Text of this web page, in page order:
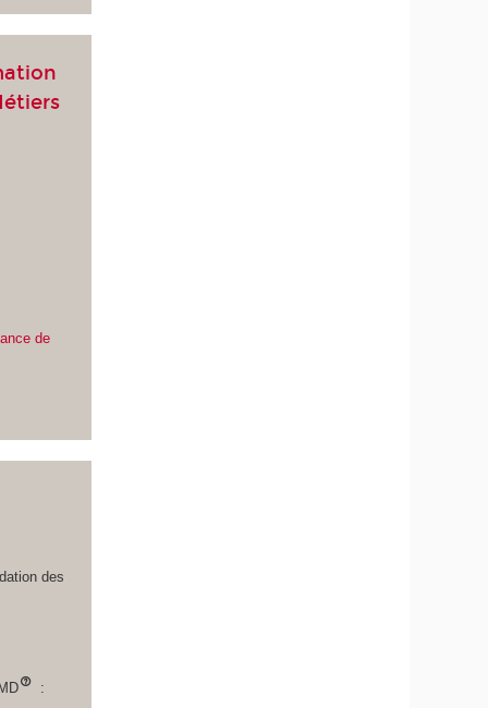
de
des
: